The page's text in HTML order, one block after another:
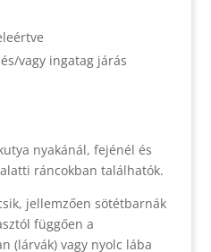
vagy ingatag járás
nyakánál, fejénél és
ráncokban találhatók.
jellemzően sötétbarnák
függően a
(lárvák) vagy nyolc lába